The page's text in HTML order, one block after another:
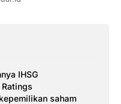
IHSG
saham